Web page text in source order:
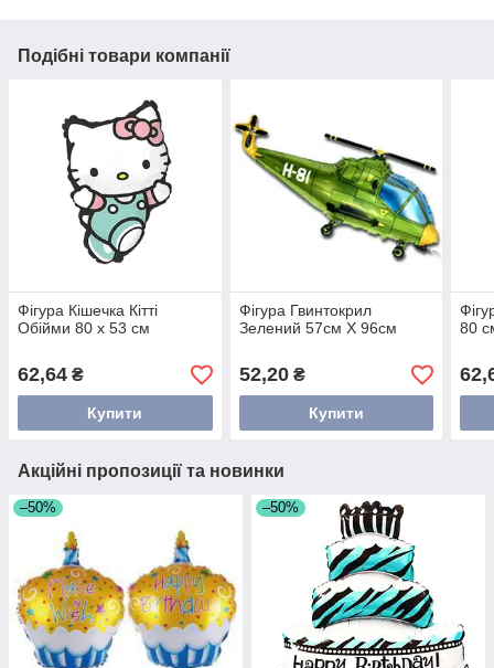
Подібні товари компанії
Фігура Кішечка Кітті
Обійми 80 x 53 см
62,64 ₴
Купити
Фігура Гвинтокрил
Зелений 57см X 96см
52,20₴
Купити
80
Акційні пропозиції та новинки
–50% –50%